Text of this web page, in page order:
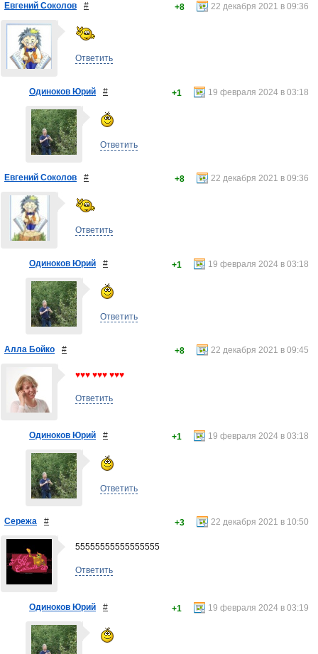
Евгений Соколов # 22 декабря 2021 в 09:36
+8
Ответить
Одиноков Юрий # 19 февраля 2024 в 03:18
+1
Ответить
Евгений Соколов # 22 декабря 2021 в 09:36
+8
Ответить
Одиноков Юрий # 19 февраля 2024 в 03:18
+1
Ответить
Алла Бойко # 22 декабря 2021 в 09:45
+8
♥♥♥ ♥♥♥ ♥♥♥
Ответить
Одиноков Юрий # 19 февраля 2024 в 03:18
+1
Ответить
Сережа # 22 декабря 2021 в 10:50
+3
55555555555555555
Ответить
Одиноков Юрий # 19 февраля 2024 в 03:19
+1